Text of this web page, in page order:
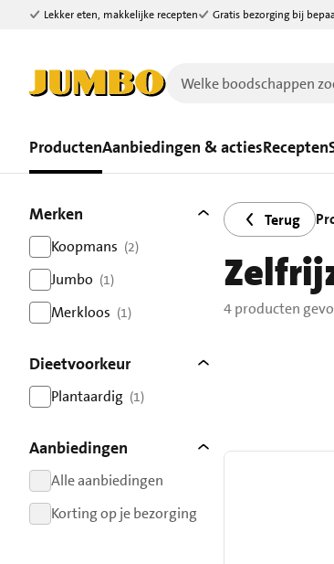
Ga naar zoeken
Ga naar hoofdinhoud
Lekker eten, makkelijke recepten Gratis bezorging bij
ProductenAanbiedingen & actiesRecepten
4 producten gevonden.
Filters
Merken
Koopmans (2)
resultaten
Jumbo (1)
resultaten
Merkloos (1)
Dieetvoorkeur
Plantaardig (1)
Aanbiedingen
Alle aanbiedingen
resultaten
Korting op je bezorging
Terug
4 producten